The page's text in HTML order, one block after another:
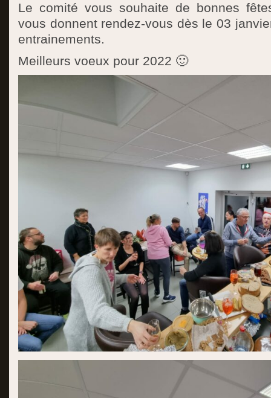
Le comité vous souhaite de bonnes
vous donnent rendez-vous dès le 03
entrainements.
Meilleurs voeux pour 2022 🙂